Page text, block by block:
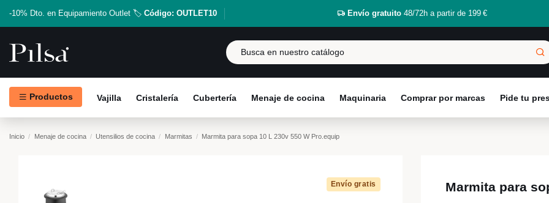
-10% Dto. en Equipamiento Outlet 🏷️ Código: OUTLET10 Envío gratuito48/72h a partir de 199 €
Productos Vajilla Cristalería Cubertería Menaje de cocina Maquinaria Comprar por marcas Pide tu
Inicio Menaje de cocina Utensilios de cocina Marmitas Marmita para sopa 10 L 230v 550 W Pro.equip
Envío gratis Marmita para